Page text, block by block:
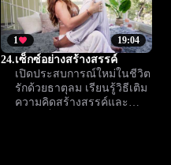
19:04
1
24.เซ็กซ์อย่างสร้างสรรค์
เปิดประสบการณ์ใหม่ในชีวิต
รักด้วยธาตุลม เรียนรู้วิธีเติม
ความคิดสร้างสรรค์และ